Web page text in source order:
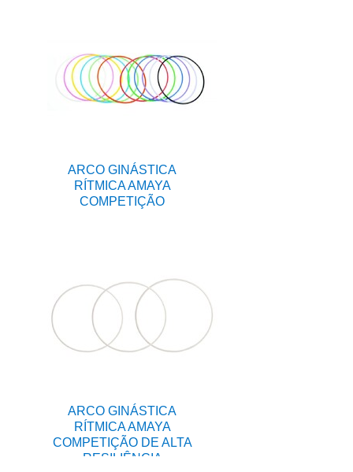
ARCO GINÁSTICA
RÍTMICA AMAYA
COMPETIÇÃO
ARCO GINÁSTICA
RÍTMICA AMAYA
COMPETIÇÃO DE ALTA
RESILIÊNCIA